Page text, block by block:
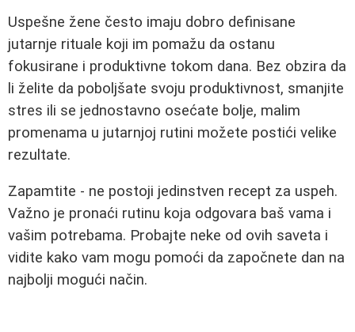
Uspešne žene često imaju dobro definisane
jutarnje rituale koji im pomažu da ostanu
fokusirane i produktivne tokom dana. Bez obzira da
li želite da poboljšate svoju produktivnost, smanjite
stres ili se jednostavno osećate bolje, malim
promenama u jutarnjoj rutini možete postići velike
rezultate.
Zapamtite - ne postoji jedinstven recept za uspeh.
Važno je pronaći rutinu koja odgovara baš vama i
vašim potrebama. Probajte neke od ovih saveta i
vidite kako vam mogu pomoći da započnete dan na
najbolji mogući način.